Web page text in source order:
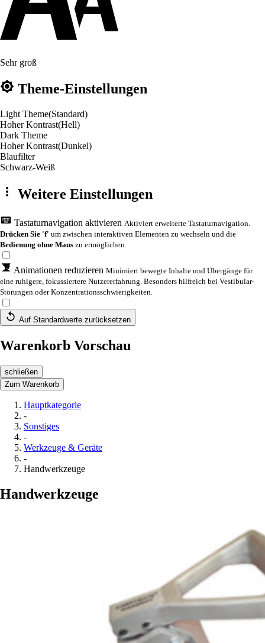
Sehr groß
Theme-Einstellungen
Light Theme(Standard)
Hoher Kontrast(Hell)
Dark Theme
Hoher Kontrast(Dunkel)
Blaufilter
Schwarz-Weiß
Weitere Einstellungen
Tastaturnavigation aktivieren Aktiviert erweiterte Tastaturnavigation.
Drücken Sie 'f' um zwischen interaktiven Elementen zu wechseln und die
Bedienung ohne Maus zu ermöglichen.
Animationen reduzieren Minimiert bewegte Inhalte und Übergänge für
eine ruhigere, fokussiertere Nutzererfahrung. Besonders hilfreich bei Vestibular-
Störungen oder Konzentrationsschwierigkeiten.
Auf Standardwerte zurücksetzen
Warenkorb Vorschau
schließen
Zum Warenkorb
Hauptkategorie
-
Sonstiges
-
Werkzeuge & Geräte
-
Handwerkzeuge
Handwerkzeuge